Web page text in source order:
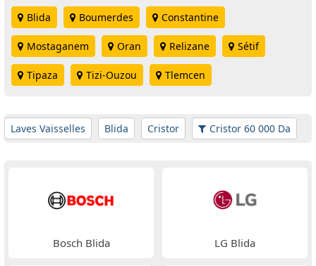
Blida Boumerdes Constantine
Mostaganem Oran Relizane Sétif
Tipaza Tizi-Ouzou Tlemcen
Laves Vaisselles Blida Cristor Cristor 60 000 Da
Bosch Blida LG Blida